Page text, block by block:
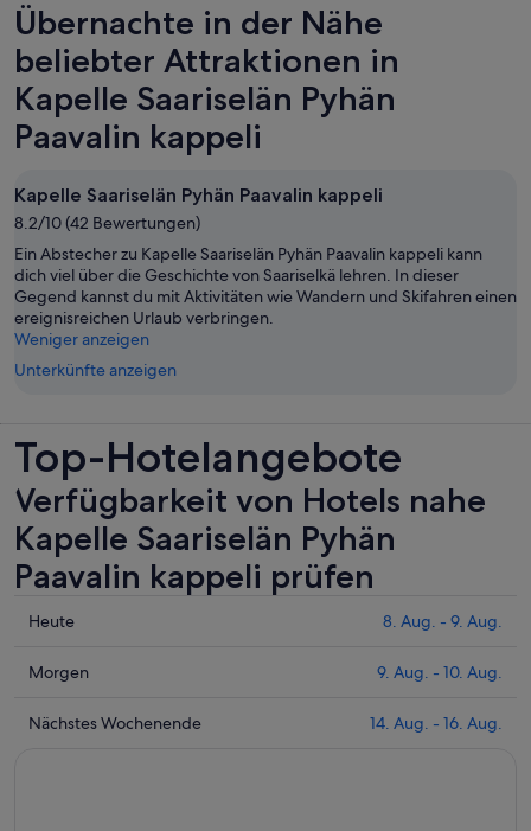
Übernachte in der Nähe
beliebter Attraktionen in
Kapelle Saariselän Pyhän
Paavalin kappeli
Kapelle Saariselän Pyhän Paavalin kappeli
8.2/10 (42 Bewertungen)
Ein Abstecher zu Kapelle Saariselän Pyhän Paavalin kappeli kann
dich viel über die Geschichte von Saariselkä lehren. In dieser
Gegend kannst du mit Aktivitäten wie Wandern und Skifahren einen
ereignisreichen Urlaub verbringen.
Weniger anzeigen
Unterkünfte anzeigen
Top-Hotelangebote
Verfügbarkeit von Hotels nahe
Kapelle Saariselän Pyhän
Paavalin kappeli prüfen
Prüfe
Preise
Kapelle
Heute 8. Aug. - 9. Aug.
Prüfe
Preise
Morgen 9. Aug. - 10. Aug.
Prüfe
Nächstes Wochenende 14. Aug. - 16. Aug.